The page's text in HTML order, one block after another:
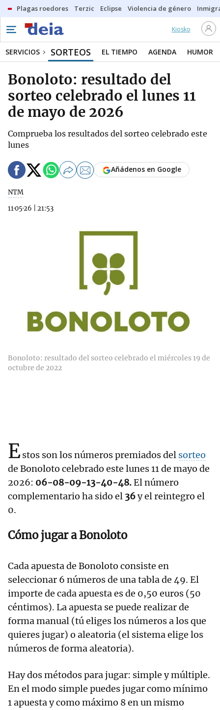
Plagas roedores Terzic Eclipse Violencia de género
Kiosko
SERVICIOS SORTEOS EL TIEMPO AGENDA HUMOR
Bonoloto: resultado del
sorteo celebrado el lunes 11
de mayo de 2026
Comprueba los resultados del sorteo celebrado este
lunes
NTM
11·05·26
21:53
Añádenos en Google
Bonoloto: resultado del sorteo celebrado el miércoles 19 de
octubre de 2022
Estos son los números premiados del sorteo
de Bonoloto celebrado este lunes 11 de mayo de
2026: 06-08-09-13-40-48.El número
complementario ha sido el 36y el reintegro el
0.
Cómo jugar a Bonoloto
Cada apuesta de Bonoloto consiste en
seleccionar 6 números de una tabla de 49. El
importe de cada apuesta es de 0,50 euros (50
céntimos). La apuesta se puede realizar de
forma manual (tú eliges los números a los que
quieres jugar) o aleatoria (el sistema elige los
números de forma aleatoria).
Hay dos métodos para jugar: simple y múltiple.
En el modo simple puedes jugar como mínimo
1 apuesta y como máximo 8 en un mismo